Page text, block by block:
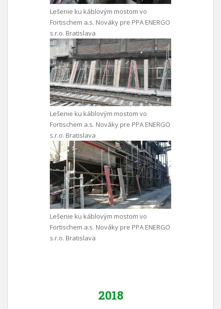
Lešenie ku káblovým mostom vo
Fortischem a.s. Nováky pre PPA ENERGO
s.r.o. Bratislava
Lešenie ku káblovým mostom vo
Fortischem a.s. Nováky pre PPA ENERGO
s.r.o. Bratislava
Lešenie ku káblovým mostom vo
Fortischem a.s. Nováky pre PPA ENERGO
s.r.o. Bratislava
2018